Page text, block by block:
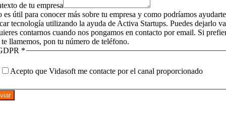
de tu empresa
es útil para conocer más sobre tu empresa y como podríamos
tecnología utilizando la ayuda de Activa Startups. Puedes dejarlo
contarnos cuando nos pongamos en contacto por email. Si
te llamemos, pon tu número de teléfono.
*
Acepto que Vidasoft me contacte por el canal proporcionado